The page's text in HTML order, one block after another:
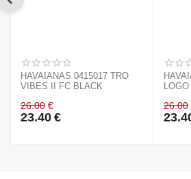
HAVAIANAS 0415017 TRO
VIBES II FC BLACK
26.00 €
23.40 €
26.00